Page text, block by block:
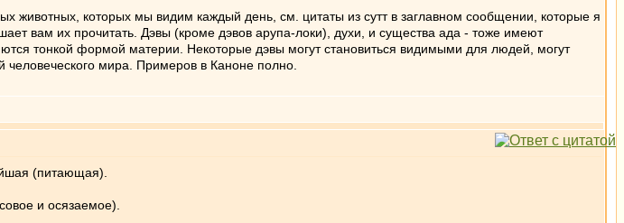
животных, которых мы видим каждый день, см. цитаты из сутт в заглавном сообщении, которые я
вам их прочитать. Дэвы (кроме дэвов арупа-локи), духи, и существа ада - тоже имеют
тонкой формой материи. Некоторые дэвы могут становиться видимыми для людей, могут
мира. Примеров в Каноне полно.
(питающая).
и осязаемое).